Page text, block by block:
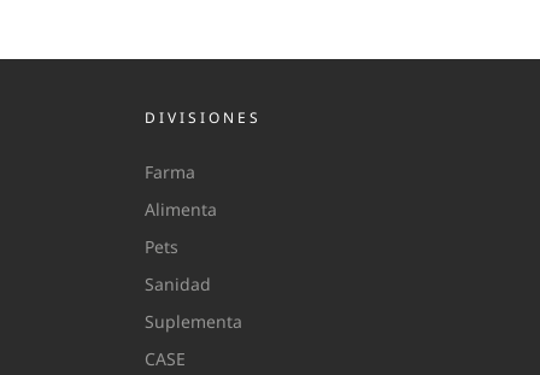
DIVISIONES
Farma
Alimenta
Pets
Sanidad
Suplementa
CASE